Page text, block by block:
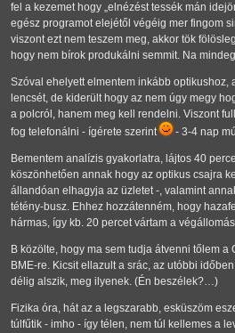
fel a kezemet hogy elnézést tessék mán
egész programot elejétől végéig mer fingom
viszont ezt nem teszem meg, akkor tök
hogy nem bírok produkálni semmit. Na
Szóval ehelyett elmentem inkább optikushoz,
lencsét, de kiderült hogy az nem úgy megy
a polcról, hanem meg kell rendelni. Viszont
fog telefonálni - ígérete szerint
- 3-4 nap
Bementem analízis gyakorlatra, lájtos 40
köszönhetően annak hogy az optikus csajra
állandóan elhagyja az üzletet -, valamint
tétény-busz. Ehhez hozzátenném, hogy
hármas, így kb. 20 percet vártam a
B közölte, hogy ma sem tudja átvenni tőlem a
BME-re. Kicsit ellazult a srác, az utóbbi
délig alszik, meg ilyenek. (Én beszélek?…)
Fizika óra, hát az a legszarabb, esküszöm
túlfűtik - imho - így télen, nem túl kellemes a